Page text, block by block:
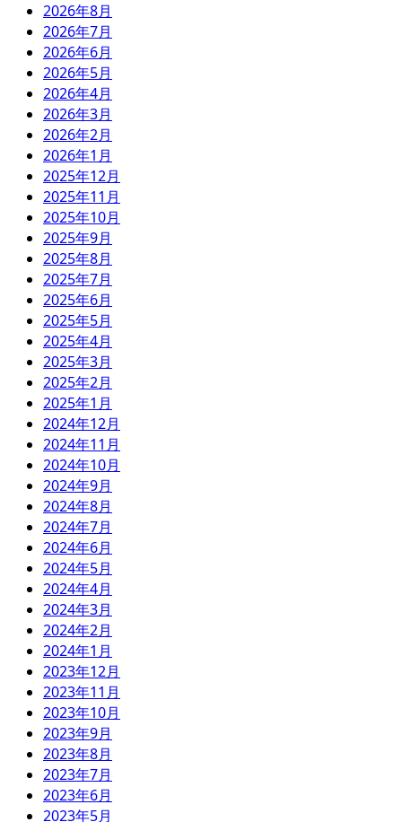
2026年8月
2026年7月
2026年6月
2026年5月
2026年4月
2026年3月
2026年2月
2026年1月
2025年12月
2025年11月
2025年10月
2025年9月
2025年8月
2025年7月
2025年6月
2025年5月
2025年4月
2025年3月
2025年2月
2025年1月
2024年12月
2024年11月
2024年10月
2024年9月
2024年8月
2024年7月
2024年6月
2024年5月
2024年4月
2024年3月
2024年2月
2024年1月
2023年12月
2023年11月
2023年10月
2023年9月
2023年8月
2023年7月
2023年6月
2023年5月